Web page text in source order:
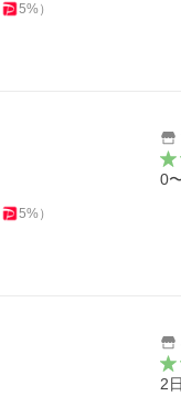
5%）
5%）
0
2